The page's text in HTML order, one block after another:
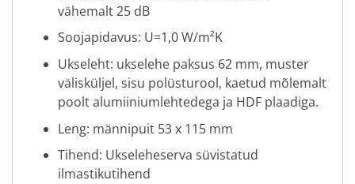
vähemalt 25 dB
Soojapidavus: U=1,0 W/m²K
Ukseleht: ukselehe paksus 62 mm, muster
välisküljel, sisu polüsturool, kaetud mõlemalt
poolt alumiiniumlehtedega ja HDF plaadiga.
Leng: männipuit 53 x 115 mm
Tihend: Ukseleheserva süvistatud
ilmastikutihend